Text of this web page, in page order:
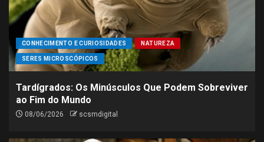
CONHECIMENTO E CURIOSIDADES NATUREZA
SERES MICROSCÓPICOS
Tardígrados: Os Minúsculos Que Podem Sobreviver
ao Fim do Mundo
08/06/2026 scsmdigital